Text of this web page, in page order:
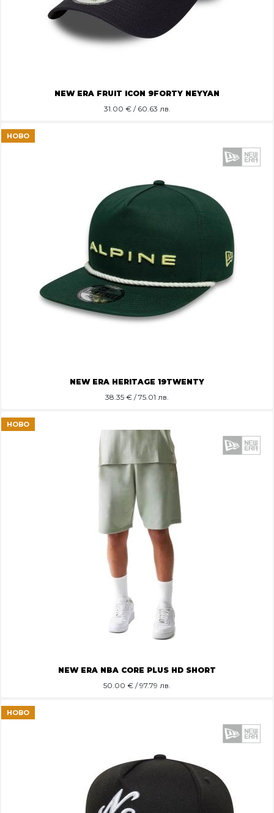
NEW ERA FRUIT ICON 9FORTY NEYYAN
31.00 € / 60.63 лв.
NEW ERA HERITAGE 19TWENTY
38.35 € / 75.01 лв.
НОВО
NEW ERA NBA CORE PLUS HD SHORT
50.00 € / 97.79 лв.
НОВО
НОВО